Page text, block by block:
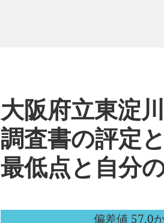
大阪府立東淀
調査書の評定
最低点と自分
偏差値 57.0